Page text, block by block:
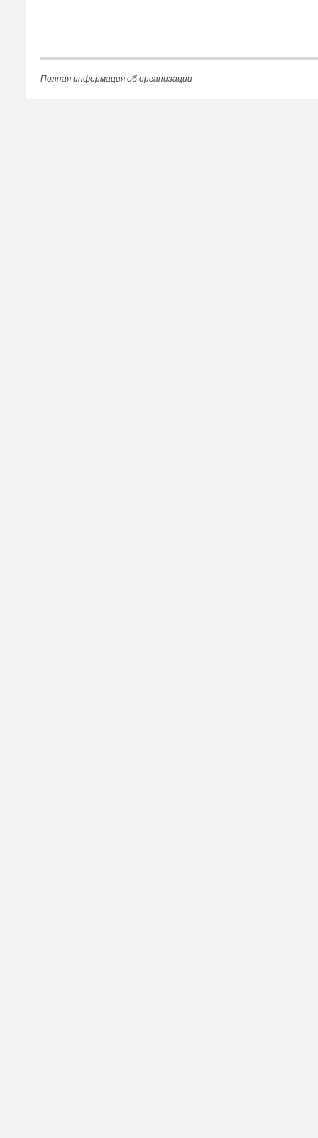
Полная информация об организации